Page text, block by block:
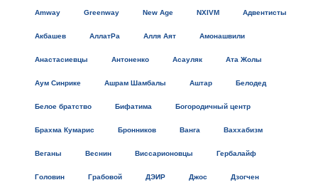
Amway Greenway New Age NXIVM Адвентисты
Акбашев АллатРа Алля Аят Амонашвили
Анастасиевцы Антоненко Асауляк Ата Жолы
Аум Синрике Ашрам Шамбалы Аштар Белодед
Белое братство Бифатима Богородичный центр
Брахма Кумарис Бронников Ванга Ваххабизм
Веганы Веснин Виссарионовцы Гербалайф
Головин Грабовой ДЭИР Джос Дзогчен